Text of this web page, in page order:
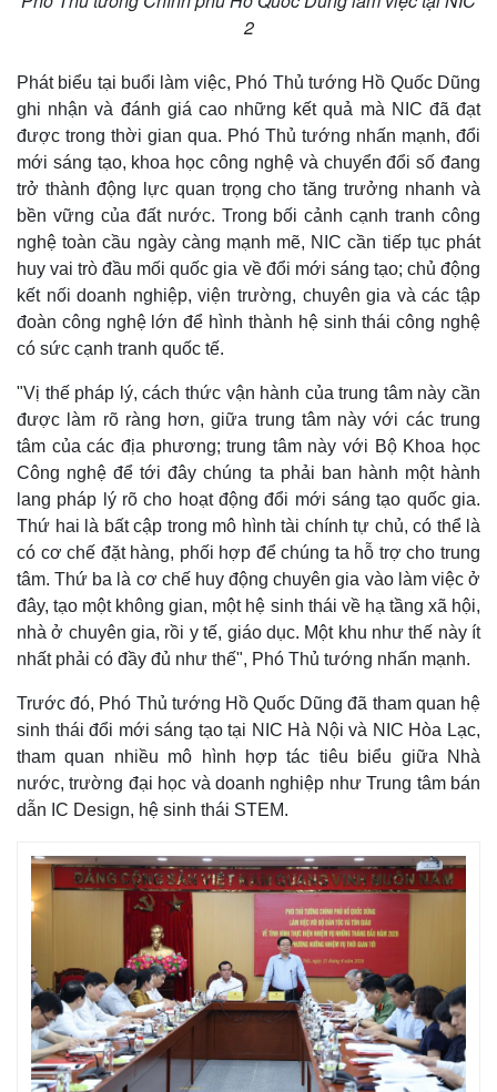
2
Phát biểu tại buổi làm việc, Phó Thủ tướng Hồ Quốc Dũng
ghi nhận và đánh giá cao những kết quả mà NIC đã đạt
được trong thời gian qua. Phó Thủ tướng nhấn mạnh, đổi
mới sáng tạo, khoa học công nghệ và chuyển đổi số đang
trở thành động lực quan trọng cho tăng trưởng nhanh và
bền vững của đất nước. Trong bối cảnh cạnh tranh công
nghệ toàn cầu ngày càng mạnh mẽ, NIC cần tiếp tục phát
huy vai trò đầu mối quốc gia về đổi mới sáng tạo; chủ động
kết nối doanh nghiệp, viện trường, chuyên gia và các tập
đoàn công nghệ lớn để hình thành hệ sinh thái công nghệ
có sức cạnh tranh quốc tế.
"Vị thế pháp lý, cách thức vận hành của trung tâm này cần
được làm rõ ràng hơn, giữa trung tâm này với các trung
tâm của các địa phương; trung tâm này với Bộ Khoa học
Công nghệ để tới đây chúng ta phải ban hành một hành
lang pháp lý rõ cho hoạt động đổi mới sáng tạo quốc gia.
Thứ hai là bất cập trong mô hình tài chính tự chủ, có thể là
có cơ chế đặt hàng, phối hợp để chúng ta hỗ trợ cho trung
tâm. Thứ ba là cơ chế huy động chuyên gia vào làm việc ở
đây, tạo một không gian, một hệ sinh thái về hạ tầng xã hội,
nhà ở chuyên gia, rồi y tế, giáo dục. Một khu như thế này ít
nhất phải có đầy đủ như thế", Phó Thủ tướng nhấn mạnh.
Trước đó, Phó Thủ tướng Hồ Quốc Dũng đã tham quan hệ
sinh thái đổi mới sáng tạo tại NIC Hà Nội và NIC Hòa Lạc,
tham quan nhiều mô hình hợp tác tiêu biểu giữa Nhà
nước, trường đại học và doanh nghiệp như Trung tâm bán
dẫn IC Design, hệ sinh thái STEM.